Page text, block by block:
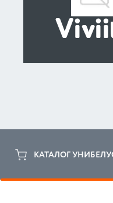
КАТАЛОГ